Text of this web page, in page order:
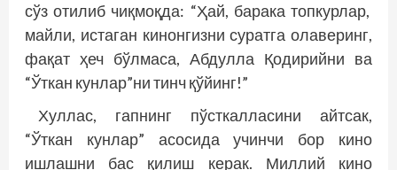
сўз отилиб чиқмоқда: “Ҳай, барака топкурлар,
майли, истаган кинонгизни суратга олаверинг,
фақат ҳеч бўлмаса, Абдулла Қодирийни ва
“Ўткан кунлар”ни тинч қўйинг!”
Хуллас, гапнинг пўсткалласини айтсак,
“Ўткан кунлар” асосида учинчи бор кино
ишлашни бас қилиш керак. Миллий кино